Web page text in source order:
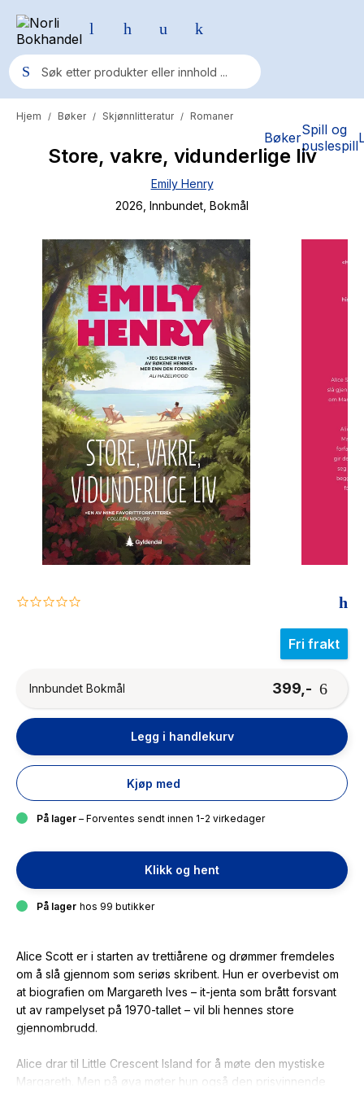
BøkerSpill og
puslespill
Populære søk
Pokemon
Fury Bound - Sable Sorensen
Yesteryear
Elizabeth Strout
Hitster
Hypopressiv trening
The Housemaid
Hjem / Bøker / Skjønnlitteratur / Romaner
Store, vakre, vidunderlige liv
Emily Henry
2026 , Innbundet , Bokmål
0.0
Fri frakt
Innbundet Bokmål 399,-
Legg i handlekurv
Kjøp med
På lager – Forventes sendt innen 1-2 virkedager
Klikk og hent
På lager hos 99 butikker
Alice Scott er i starten av trettiårene og drømmer fremdeles
om å slå gjennom som seriøs skribent. Hun er overbevist om
at biografien om Margareth Ives – it-jenta som brått forsvant
ut av rampelyset på 1970-tallet – vil bli hennes store
gjennombrudd.
Alice drar til Little Crescent Island for å møte den mystiske
Margareth. Men på øya møter hun også den prisvinnende